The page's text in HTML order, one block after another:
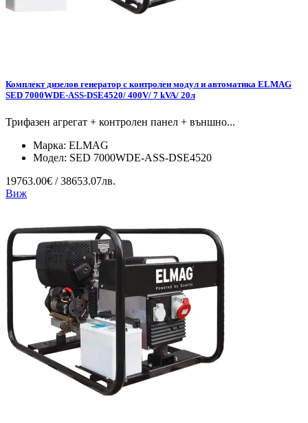
Комплект дизелов генератор с контролен модул и автоматика ELMAG
SED 7000WDE-ASS-DSE4520/ 400V/ 7 kVA/ 20л
Трифазен агрегат + контролен панел + външно...
Марка: ELMAG
Модел: SED 7000WDE-ASS-DSE4520
19763.00€ / 38653.07лв.
Виж